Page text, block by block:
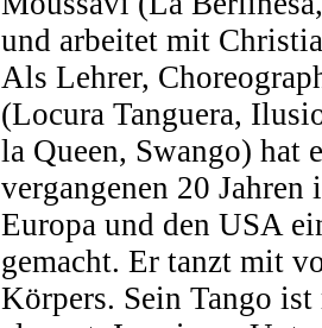
und arbeitet mit
Als Lehrer,
(Locura Tanguera,
la Queen, Swango) hat
vergangenen 20 Jahren
Europa und den USA
gemacht. Er tanzt mit
Körpers. Sein Tango